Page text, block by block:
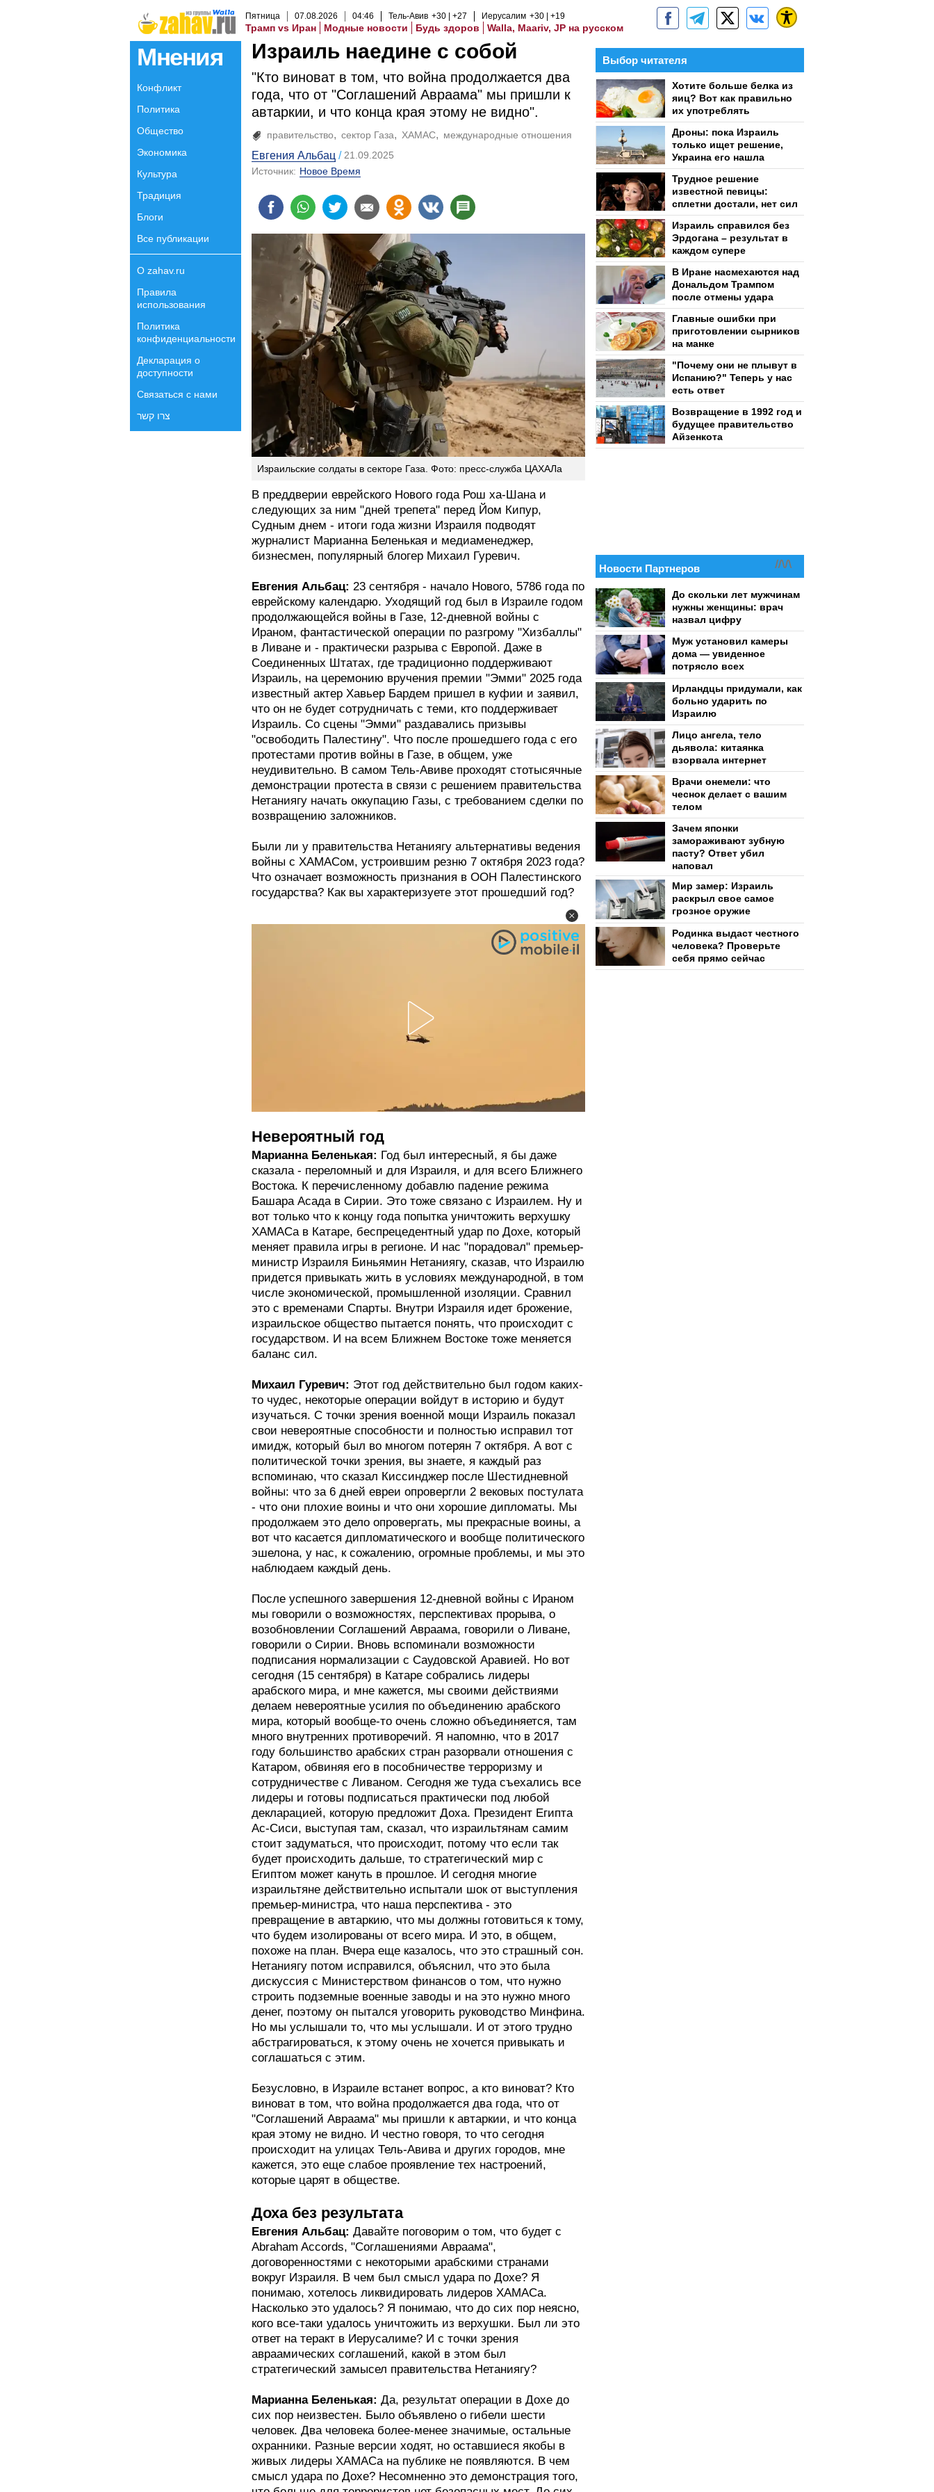
Пятница 07.08.2026 04:46 Тель-Авив +30 +27 Иерусалим +30 +19
Трамп vs Иран Модные новости Будь здоров Walla, Maariv, JP на русском
Мнения
Конфликт
Политика
Общество
Экономика
Культура
Традиция
Блоги
Все публикации
О zahav.ru
Правила
использования
Политика
конфиденциальности
Декларация о
доступности
Связаться с нами
צרו קשר
Израиль наедине с собой
"Кто виноват в том, что война продолжается два
года, что от "Соглашений Авраама" мы пришли к
автаркии, и что конца края этому не видно".
правительство сектор Газа ХАМАС международные отношения
Евгения Альбац
21.09.2025
Источник: Новое Время
Израильские солдаты в секторе Газа. Фото: пресс-служба ЦАХАЛа
В преддверии еврейского Нового года Рош ха-Шана и
следующих за ним "дней трепета" перед Йом Кипур,
Судным днем - итоги года жизни Израиля подводят
журналист Марианна Беленькая и медиаменеджер,
бизнесмен, популярный блогер Михаил Гуревич.
Евгения Альбац: 23 сентября - начало Нового, 5786 года по
еврейскому календарю. Уходящий год был в Израиле годом
продолжающейся войны в Газе, 12‑дневной войны с
Ираном, фантастической операции по разгрому "Хизбаллы"
в Ливане и - практически разрыва с Европой. Даже в
Соединенных Штатах, где традиционно поддерживают
Израиль, на церемонию вручения премии "Эмми" 2025 года
известный актер Хавьер Бардем пришел в куфии и заявил,
что он не будет сотрудничать с теми, кто поддерживает
Израиль. Со сцены "Эмми" раздавались призывы
"освободить Палестину". Что после прошедшего года с его
протестами против войны в Газе, в общем, уже
неудивительно. В самом Тель-Авиве проходят стотысячные
демонстрации протеста в связи с решением правительства
Нетаниягу начать оккупацию Газы, с требованием сделки по
возвращению заложников.
Были ли у правительства Нетаниягу альтернативы ведения
войны с ХАМАСом, устроившим резню 7 октября 2023 года?
Что означает возможность признания в ООН Палестинского
государства? Как вы характеризуете этот прошедший год?
Невероятный год
Марианна Беленькая: Год был интересный, я бы даже
сказала - переломный и для Израиля, и для всего Ближнего
Востока. К перечисленному добавлю падение режима
Башара Асада в Сирии. Это тоже связано с Израилем. Ну и
вот только что к концу года попытка уничтожить верхушку
ХАМАСа в Катаре, беспрецедентный удар по Дохе, который
меняет правила игры в регионе. И нас "порадовал" премьер-
министр Израиля Биньямин Нетаниягу, сказав, что Израилю
придется привыкать жить в условиях международной, в том
числе экономической, промышленной изоляции. Сравнил
это с временами Спарты. Внутри Израиля идет брожение,
израильское общество пытается понять, что происходит с
государством. И на всем Ближнем Востоке тоже меняется
баланс сил.
Михаил Гуревич: Этот год действительно был годом каких-
то чудес, некоторые операции войдут в историю и будут
изучаться. С точки зрения военной мощи Израиль показал
свои невероятные способности и полностью исправил тот
имидж, который был во многом потерян 7 октября. А вот с
политической точки зрения, вы знаете, я каждый раз
вспоминаю, что сказал Киссинджер после Шестидневной
войны: что за 6 дней евреи опровергли 2 вековых постулата
- что они плохие воины и что они хорошие дипломаты. Мы
продолжаем это дело опровергать, мы прекрасные воины, а
вот что касается дипломатического и вообще политического
эшелона, у нас, к сожалению, огромные проблемы, и мы это
наблюдаем каждый день.
После успешного завершения 12‑дневной войны с Ираном
мы говорили о возможностях, перспективах прорыва, о
возобновлении Соглашений Авраама, говорили о Ливане,
говорили о Сирии. Вновь вспоминали возможности
подписания нормализации с Саудовской Аравией. Но вот
сегодня (15 сентября) в Катаре собрались лидеры
арабского мира, и мне кажется, мы своими действиями
делаем невероятные усилия по объединению арабского
мира, который вообще-то очень сложно объединяется, там
много внутренних противоречий. Я напомню, что в 2017
году большинство арабских стран разорвали отношения с
Катаром, обвиняя его в пособничестве терроризму и
сотрудничестве с Ливаном. Сегодня же туда съехались все
лидеры и готовы подписаться практически под любой
декларацией, которую предложит Доха. Президент Египта
Ас-Сиси, выступая там, сказал, что израильтянам самим
стоит задуматься, что происходит, потому что если так
будет происходить дальше, то стратегический мир с
Египтом может кануть в прошлое. И сегодня многие
израильтяне действительно испытали шок от выступления
премьер-министра, что наша перспектива - это
превращение в автаркию, что мы должны готовиться к тому,
что будем изолированы от всего мира. И это, в общем,
похоже на план. Вчера еще казалось, что это страшный сон.
Нетаниягу потом исправился, объяснил, что это была
дискуссия с Министерством финансов о том, что нужно
строить подземные военные заводы и на это нужно много
денег, поэтому он пытался уговорить руководство Минфина.
Но мы услышали то, что мы услышали. И от этого трудно
абстрагироваться, к этому очень не хочется привыкать и
соглашаться с этим.
Безусловно, в Израиле встанет вопрос, а кто виноват? Кто
виноват в том, что война продолжается два года, что от
"Соглашений Авраама" мы пришли к автаркии, и что конца
края этому не видно. И честно говоря, то что сегодня
происходит на улицах Тель-Авива и других городов, мне
кажется, это еще слабое проявление тех настроений,
которые царят в обществе.
Доха без результата
Евгения Альбац: Давайте поговорим о том, что будет с
Abraham Accords, "Соглашениями Авраама",
договоренностями с некоторыми арабскими странами
вокруг Израиля. В чем был смысл удара по Дохе? Я
понимаю, хотелось ликвидировать лидеров ХАМАСа.
Насколько это удалось? Я понимаю, что до сих пор неясно,
кого все-таки удалось уничтожить из верхушки. Был ли это
ответ на теракт в Иерусалиме? И с точки зрения
авраамических соглашений, какой в этом был
стратегический замысел правительства Нетаниягу?
Марианна Беленькая: Да, результат операции в Дохе до
сих пор неизвестен. Было объявлено о гибели шести
человек. Два человека более-менее значимые, остальные
охранники. Разные версии ходят, но оставшиеся якобы в
живых лидеры ХАМАСа на публике не появляются. В чем
смысл удара по Дохе? Несомненно это демонстрация того,
Выбор читателя
Хотите больше белка из
яиц? Вот как правильно
их употреблять
Дроны: пока Израиль
только ищет решение,
Украина его нашла
Трудное решение
известной певицы:
сплетни достали, нет сил
Израиль справился без
Эрдогана – результат в
каждом супере
В Иране насмехаются над
Дональдом Трампом
после отмены удара
Главные ошибки при
приготовлении сырников
на манке
"Почему они не плывут в
Испанию?" Теперь у нас
есть ответ
Возвращение в 1992 год и
будущее правительство
Айзенкота